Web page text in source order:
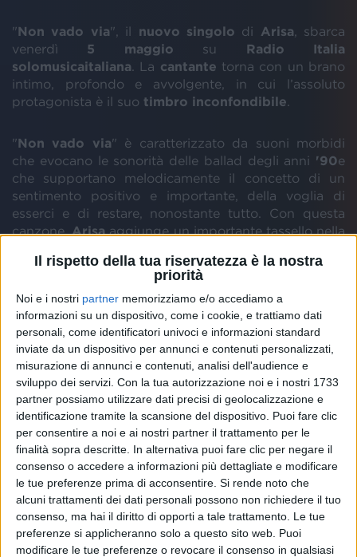
Il rispetto della tua riservatezza è la nostra
priorità
Noi e i nostri partner memorizziamo e/o accediamo a
informazioni su un dispositivo, come i cookie, e trattiamo dati
personali, come identificatori univoci e informazioni standard
inviate da un dispositivo per annunci e contenuti personalizzati,
misurazione di annunci e contenuti, analisi dell'audience e
sviluppo dei servizi. Con la tua autorizzazione noi e i nostri 1733
partner possiamo utilizzare dati precisi di geolocalizzazione e
identificazione tramite la scansione del dispositivo. Puoi fare clic
per consentire a noi e ai nostri partner il trattamento per le
finalità sopra descritte. In alternativa puoi fare clic per negare il
consenso o accedere a informazioni più dettagliate e modificare
le tue preferenze prima di acconsentire. Si rende noto che
alcuni trattamenti dei dati personali possono non richiedere il tuo
consenso, ma hai il diritto di opporti a tale trattamento. Le tue
preferenze si applicheranno solo a questo sito web. Puoi
modificare le tue preferenze o revocare il consenso in qualsiasi
"Non vado via", il nuovo singolo di Arisa , sbarca
venerdì 5 maggio su Radio Italia
solomusicaitaliana . La cantante torna con un brano
intimo, profondo e avvolgente, in cui l’assoluto
protagonista è il suo timbro inconfondibile
"Non vado via" è caratterizzato da suoni morbidi
che evocano le sonorità delle ballad degli anni '90e
che supportano melodicamente il concetto di un
sentimento positivo e importante, della voglia di
esserci e di restare, nonostante tutto. Con questa
canzone,Arisaaggiunge un importante tassello nella
nuova ricerca musicale.
Visualizza questo post su Instagram